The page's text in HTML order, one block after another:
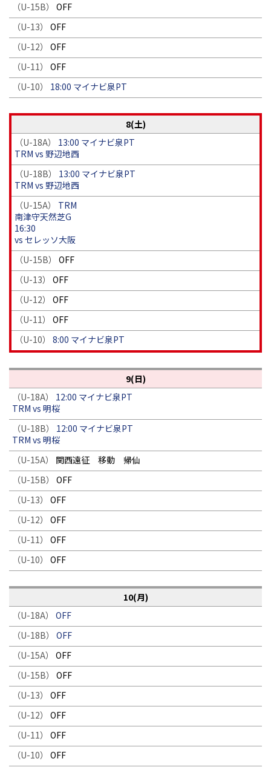
（U-15B）
OFF
（U-13）
OFF
（U-12）
OFF
（U-11）
OFF
（U-10）
18:00 マイナビ泉PT
8(土)
（U-18A）
13:00 マイナビ泉PT
TRM vs 野辺地西
（U-18B）
13:00 マイナビ泉PT
TRM vs 野辺地西
（U-15A）
TRM
南津守天然芝G
16:30
vs セレッソ大阪
（U-15B）
OFF
（U-13）
OFF
（U-12）
OFF
（U-11）
OFF
（U-10）
8:00 マイナビ泉PT
9(日)
（U-18A）
12:00 マイナビ泉PT
TRM vs 明桜
（U-18B）
12:00 マイナビ泉PT
TRM vs 明桜
（U-15A）
関西遠征 移動 帰仙
（U-15B）
OFF
（U-13）
OFF
（U-12）
OFF
（U-11）
OFF
（U-10）
OFF
10(月)
（U-18A）
OFF
（U-18B）
OFF
（U-15A）
OFF
（U-15B）
OFF
（U-13）
OFF
（U-12）
OFF
（U-11）
OFF
（U-10）
OFF